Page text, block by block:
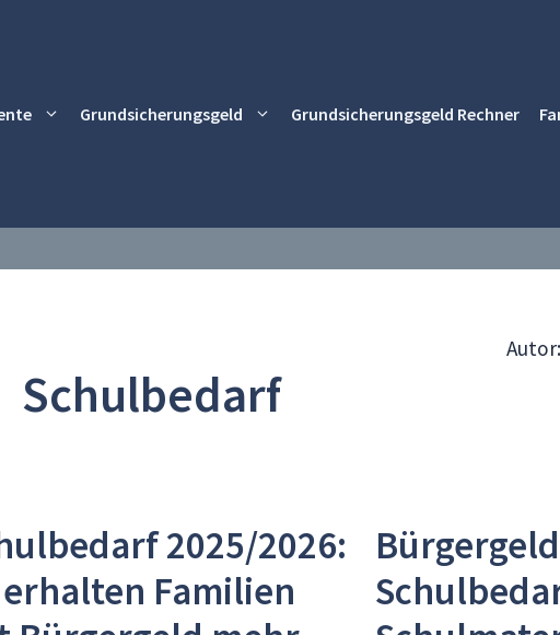
Grundsicherungsgeld Grundsicherungsgeld Rechner
Autor:
Schulbedarf
2025/2026:
erhalten Familien